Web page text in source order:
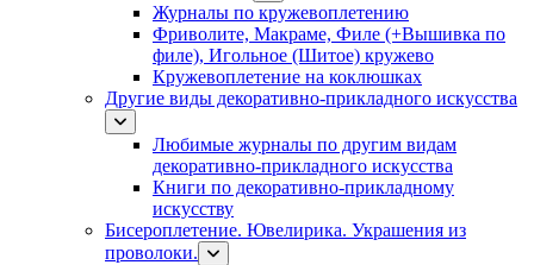
Журналы по кружевоплетению
Фриволите, Макраме, Филе (+Вышивка по
филе), Игольное (Шитое) кружево
Кружевоплетение на коклюшках
Другие виды декоративно-прикладного искусства
Любимые журналы по другим видам
декоративно-прикладного искусства
Книги по декоративно-прикладному
искусству
Бисероплетение. Ювелирика. Украшения из
проволоки.